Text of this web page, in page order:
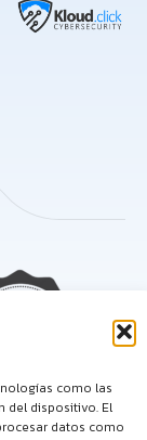
como las
del dispositivo. El
datos como